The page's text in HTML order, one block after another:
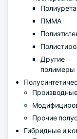
ПММА
Другие
полимеры
Прочие
Гибридные и